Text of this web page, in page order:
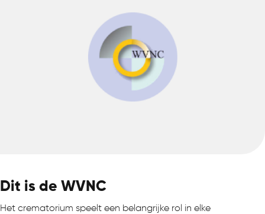
Dit is de WVNC
Het crematorium speelt een belangrijke rol in elke